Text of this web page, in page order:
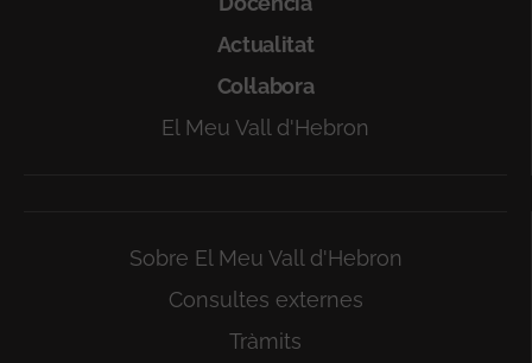
Actualitat
Col·labora
El Meu Vall d'Hebron
Sobre El Meu Vall d'Hebron
Consultes externes
Tràmits